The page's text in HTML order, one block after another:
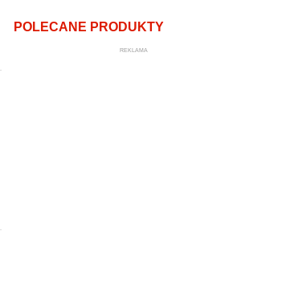
POLECANE PRODUKTY
REKLAMA